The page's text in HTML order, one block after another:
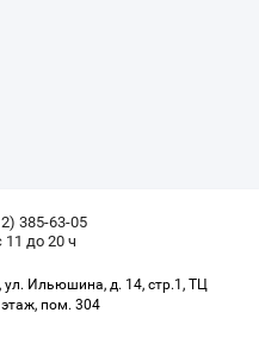
385-63-05
до 20 ч
ул. Ильюшина, д. 14, стр.1, ТЦ
пом. 304